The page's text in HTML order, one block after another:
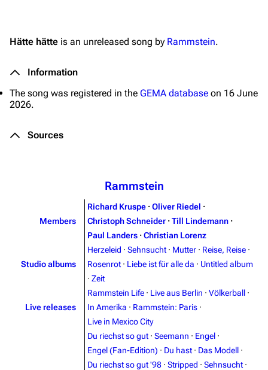
Hätte hätte is an unreleased song by Rammstein.
Information
The song was registered in the GEMA database on 16 June
2026.
Sources
Rammstein
Members
Richard Kruspe · Oliver Riedel ·
Christoph Schneider · Till Lindemann ·
Paul Landers · Christian Lorenz
Studio albums
Herzeleid · Sehnsucht · Mutter · Reise, Reise ·
Rosenrot · Liebe ist für alle da · Untitled album
· Zeit
Live releases
Rammstein Life · Live aus Berlin · Völkerball ·
In Amerika · Rammstein: Paris ·
Live in Mexico City
Du riechst so gut · Seemann · Engel ·
Engel (Fan-Edition) · Du hast · Das Modell ·
Du riechst so gut '98 · Stripped · Sehnsucht ·